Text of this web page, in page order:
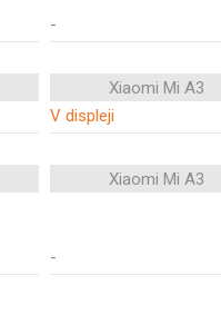
-
Xiaomi Mi A3
V displeji
Xiaomi Mi A3
-